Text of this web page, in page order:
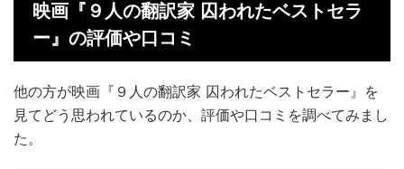
映画『９人の翻訳家 囚われたベストセラ
ー』の評価や口コミ
他の方が映画『９人の翻訳家 囚われたベストセラー』を
見てどう思われているのか、評価や口コミを調べてみまし
た。